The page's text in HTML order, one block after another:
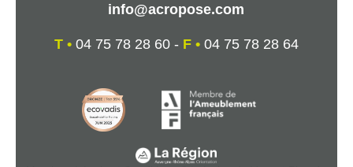
info@acropose.com
T •04 75 78 28 60 - F •04 75 78 28 64